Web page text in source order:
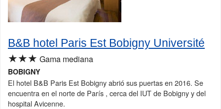
B&B hotel Paris Est Bobigny Université
★★★ Gama mediana
BOBIGNY
El hotel B&B Paris Est Bobigny abrió sus puertas en 2016. Se
encuentra en el norte de París , cerca del IUT de Bobigny y del
hospital Avicenne.